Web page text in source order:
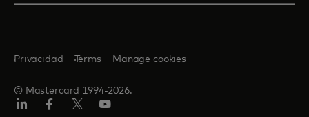
© Mastercard 1994-2026.
Privacidad Terms Manage cookies